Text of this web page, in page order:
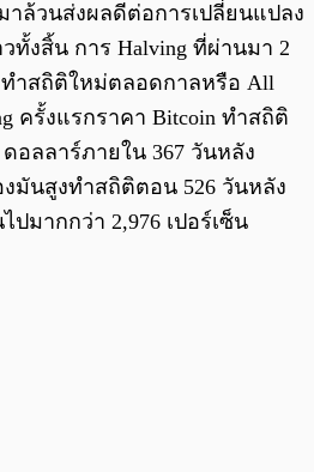
าล้วนส่งผลดีต่อการเปลี่ยนแปลง
ทั้งสิ้น การ Halving ที่ผ่านมา 2
ทำสถิติใหม่ตลอดกาลหรือ All
ครั้งแรกราคา Bitcoin ทำสถิติ
อลลาร์ภายใน 367 วันหลัง
มันสูงทำสถิติตอน 526 วันหลัง
ปมากกว่า 2,976 เปอร์เซ็น